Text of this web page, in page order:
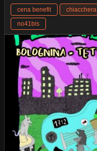
cena benefit chiacchera
no41bis